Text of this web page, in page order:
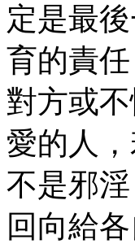
定是最
育的責
對方或
愛的人
不是邪
回向給